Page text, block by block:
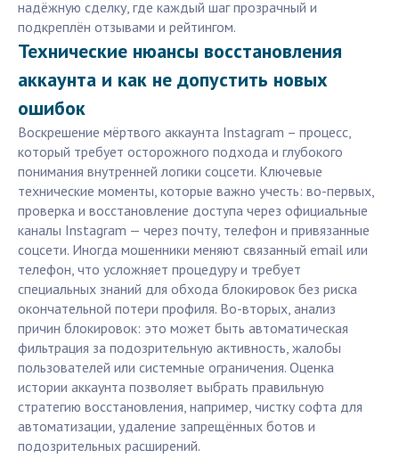
надёжную сделку, где каждый шаг прозрачный и
подкреплён отзывами и рейтингом.
Технические нюансы восстановления
аккаунта и как не допустить новых
ошибок
Воскрешение мёртвого аккаунта Instagram – процесс,
который требует осторожного подхода и глубокого
понимания внутренней логики соцсети. Ключевые
технические моменты, которые важно учесть: во-первых,
проверка и восстановление доступа через официальные
каналы Instagram — через почту, телефон и привязанные
соцсети. Иногда мошенники меняют связанный email или
телефон, что усложняет процедуру и требует
специальных знаний для обхода блокировок без риска
окончательной потери профиля. Во-вторых, анализ
причин блокировок: это может быть автоматическая
фильтрация за подозрительную активность, жалобы
пользователей или системные ограничения. Оценка
истории аккаунта позволяет выбрать правильную
стратегию восстановления, например, чистку софта для
автоматизации, удаление запрещённых ботов и
подозрительных расширений.